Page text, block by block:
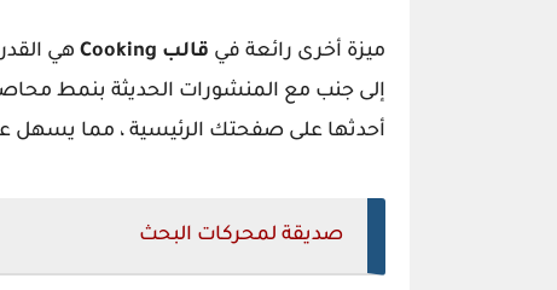
ميزة أخرى رائعة في قالب Cooking هي
إلى جنب مع المنشورات الحديثة بنمط
أحدثها على صفحتك الرئيسية ، مما يسهل
صديقة لمحركات البحث